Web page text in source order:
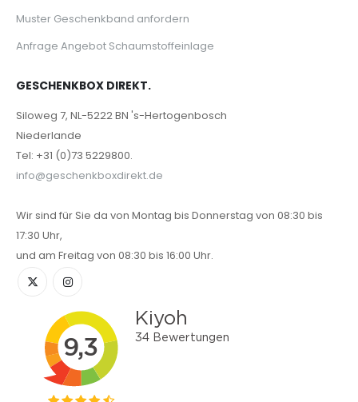
Muster Geschenkband anfordern
Anfrage Angebot Schaumstoffeinlage
GESCHENKBOX DIREKT.
Siloweg 7, NL-5222 BN 's-Hertogenbosch
Niederlande
Tel: +31 (0)73 5229800.
info@geschenkboxdirekt.de
Wir sind für Sie da von Montag bis Donnerstag von 08:30 bis
17:30 Uhr,
und am Freitag von 08:30 bis 16:00 Uhr.